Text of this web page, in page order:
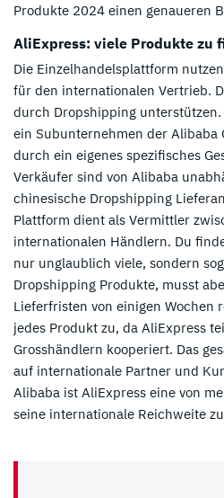
Produkte 2024 einen genaueren
AliExpress: viele Produkte zu
Die Einzelhandelsplattform
für den internationalen Vertrieb.
durch Dropshipping
ein Subunternehmen der Alibaba
durch ein eigenes spezifisches
Verkäufer sind von Alibaba
chinesische Dropshipping
Plattform dient als Vermittler
internationalen Händlern. Du
nur unglaublich viele, sondern
Dropshipping Produkte, musst
Lieferfristen von einigen Wochen
jedes Produkt zu, da AliExpress
Grosshändlern kooperiert. Das
auf internationale Partner und
Alibaba ist AliExpress eine von
seine internationale Reichweite